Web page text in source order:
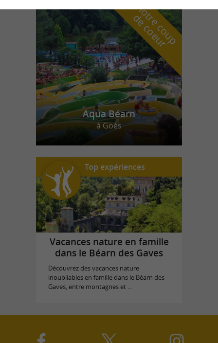
n
o
t
r
e
c
o
u
p
d
e
c
o
e
u
r
Aqua Béarn
à Goès
Top expériences
Vacances nature en famille
dans le Béarn des Gaves
Découvrez des vacances nature
inoubliables en famille dans le Béarn des
Gaves, entre montagnes et ...